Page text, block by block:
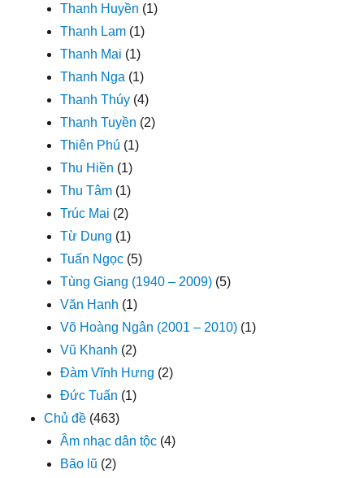
Thanh Huyền (1)
Thanh Lam (1)
Thanh Mai (1)
Thanh Nga (1)
Thanh Thúy (4)
Thanh Tuyền (2)
Thiên Phú (1)
Thu Hiền (1)
Thu Tâm (1)
Trúc Mai (2)
Từ Dung (1)
Tuấn Ngọc (5)
Tùng Giang (1940 – 2009) (5)
Văn Hanh (1)
Võ Hoàng Ngân (2001 – 2010) (1)
Vũ Khanh (2)
Đàm Vĩnh Hưng (2)
Đức Tuấn (1)
Chủ đề (463)
Âm nhạc dân tộc (4)
Bão lũ (2)